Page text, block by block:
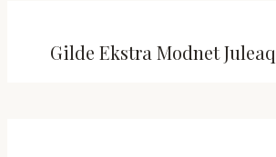
Gilde Ekstra Modnet